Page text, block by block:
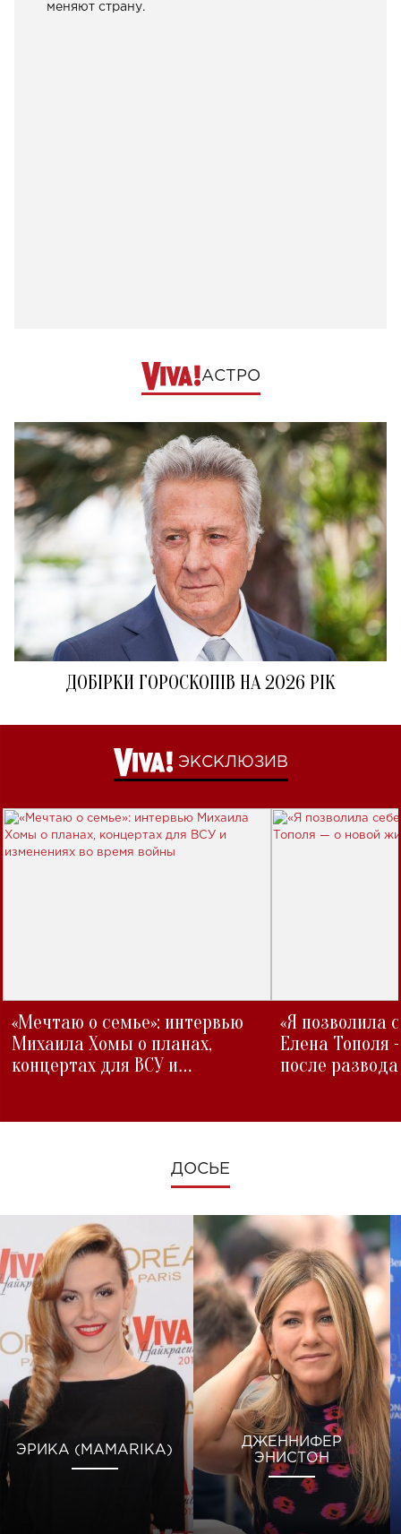
меняют страну.
АСТРО
ДОБІРКИ ГОРОСКОПІВ НА 2026 РІК
ЭКСКЛЮЗИВ
«Мечтаю о семье»: интервью
Михаила Хомы о планах,
концертах для ВСУ и
«Я позволила
Елена Тополя
после развода
ДОСЬЕ
ЭРИКА (MAMARIKA)
ДЖЕННИФЕР
ЭНИСТОН